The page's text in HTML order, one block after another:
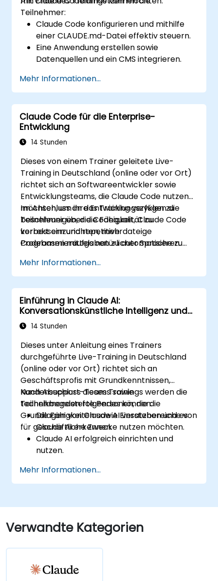
einzusetzen sowie interne Tools mithilfe des
Model Context Protocol anzubinden.
Teilnehmer:
Claude Code konfigurieren und mithilfe
einer CLAUDE.md-Datei effektiv steuern.
Eine Anwendung erstellen sowie
Datenquellen und ein CMS integrieren.
Qualitätssicherung mit Unteragenten
realisieren.
Eine automatische Bereitstellung auf
Vercel oder Cloud Run einrichten.
Mehr Informationen...
Claude Code für die Enterprise-
Entwicklung
14 Stunden
Dieses von einem Trainer geleitete Live-
Training in Deutschland (online oder vor Ort)
richtet sich an Softwareentwickler sowie
Entwicklungsteams, die Claude Code nutzen
möchten, um ihre Entwicklungszyklen zu
beschleunigen, die Codequalität zu
verbessern und repetitive
Programmieraufgaben zu automatisieren.
Im Anschluss an das Training verfügen die
Teilnehmer über die Fähigkeit, Claude Code
korrekt einzurichten, mehrdateige
Codebasen mittels natürlicher Sprache zu
anzuwenden und die Software mit Git sowie
CI/CD-Systemen zu verknüpfen.
Mehr Informationen...
Einführung in Claude AI:
Konversationskünstliche Intelligenz und
geschäftliche Anwendungen
14 Stunden
Dieses unter Anleitung eines Trainers
durchgeführte Live-Training in Deutschland
(online oder vor Ort) richtet sich an
Geschäftsprofis mit Grundkenntnissen,
Kundensupport-Teams sowie
technikbegeisterte Personen, die die
Grundlagen von Claude AI verstehen und es
für geschäftliche Zwecke nutzen möchten.
Nach Abschluss dieses Trainings werden die
Teilnehmenden folgendes können:
Die Fähigkeiten sowie Einsatzbereiche von
Claude AI erkennen.
Claude AI erfolgreich einrichten und
nutzen.
konversationsbasierter KI automatisieren.
Kundenbindung sowie Support durch KI-
Mehr Informationen...
Verwandte Kategorien